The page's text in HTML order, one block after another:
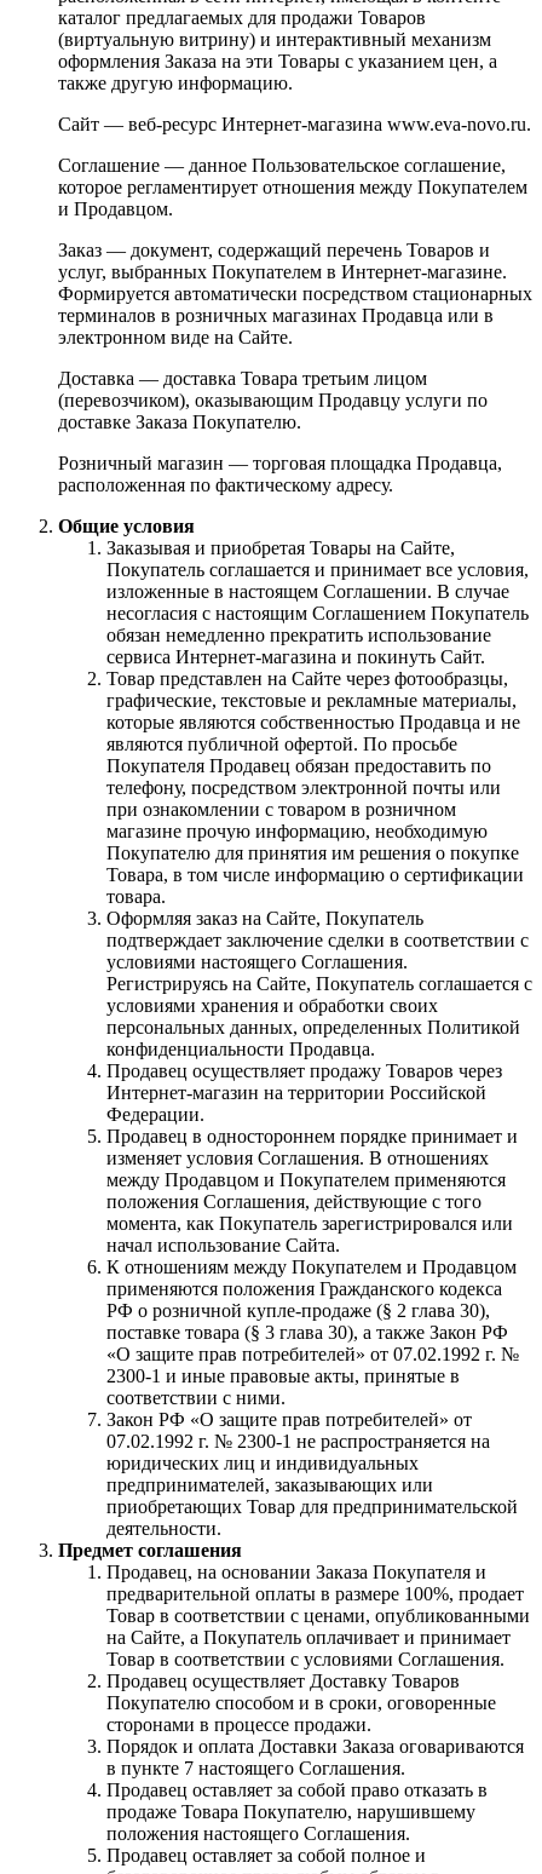
каталог предлагаемых для продажи Товаров
(виртуальную витрину) и интерактивный механизм
оформления Заказа на эти Товары с указанием цен, а
также другую информацию.
Сайт — веб-ресурс Интернет-магазина www.eva-novo.ru.
Соглашение — данное Пользовательское соглашение,
которое регламентирует отношения между Покупателем
и Продавцом.
Заказ — документ, содержащий перечень Товаров и
услуг, выбранных Покупателем в Интернет-магазине.
Формируется автоматически посредством стационарных
терминалов в розничных магазинах Продавца или в
электронном виде на Сайте.
Доставка — доставка Товара третьим лицом
(перевозчиком), оказывающим Продавцу услуги по
доставке Заказа Покупателю.
Розничный магазин — торговая площадка Продавца,
расположенная по фактическому адресу.
Общие условия
Заказывая и приобретая Товары на Сайте,
Покупатель соглашается и принимает все условия,
изложенные в настоящем Соглашении. В случае
несогласия с настоящим Соглашением Покупатель
обязан немедленно прекратить использование
сервиса Интернет-магазина и покинуть Сайт.
Товар представлен на Сайте через фотообразцы,
графические, текстовые и рекламные материалы,
которые являются собственностью Продавца и не
являются публичной офертой. По просьбе
Покупателя Продавец обязан предоставить по
телефону, посредством электронной почты или
при ознакомлении с товаром в розничном
магазине прочую информацию, необходимую
Покупателю для принятия им решения о покупке
Товара, в том числе информацию о сертификации
товара.
Оформляя заказ на Сайте, Покупатель
подтверждает заключение сделки в соответствии с
условиями настоящего Соглашения.
Регистрируясь на Сайте, Покупатель соглашается с
условиями хранения и обработки своих
персональных данных, определенных Политикой
конфиденциальности Продавца.
Продавец осуществляет продажу Товаров через
Интернет-магазин на территории Российской
Федерации.
Продавец в одностороннем порядке принимает и
изменяет условия Соглашения. В отношениях
между Продавцом и Покупателем применяются
положения Соглашения, действующие с того
момента, как Покупатель зарегистрировался или
начал использование Сайта.
К отношениям между Покупателем и Продавцом
применяются положения Гражданского кодекса
РФ о розничной купле-продаже (§ 2 глава 30),
поставке товара (§ 3 глава 30), а также Закон РФ
«О защите прав потребителей» от 07.02.1992 г. №
2300-1 и иные правовые акты, принятые в
соответствии с ними.
Закон РФ «О защите прав потребителей» от
07.02.1992 г. № 2300-1 не распространяется на
юридических лиц и индивидуальных
предпринимателей, заказывающих или
приобретающих Товар для предпринимательской
деятельности.
Предмет соглашения
Продавец, на основании Заказа Покупателя и
предварительной оплаты в размере 100%, продает
Товар в соответствии с ценами, опубликованными
на Сайте, а Покупатель оплачивает и принимает
Товар в соответствии с условиями Соглашения.
Продавец осуществляет Доставку Товаров
Покупателю способом и в сроки, оговоренные
сторонами в процессе продажи.
Порядок и оплата Доставки Заказа оговариваются
в пункте 7 настоящего Соглашения.
Продавец оставляет за собой право отказать в
продаже Товара Покупателю, нарушившему
положения настоящего Соглашения.
Продавец оставляет за собой полное и